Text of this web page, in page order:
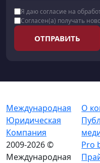
Я даю согласие на
Согласен(а) получать
ОТПРАВИТЬ
Международная
Юридическая
Компания
2009-2026 ©
Международная
О
Pro